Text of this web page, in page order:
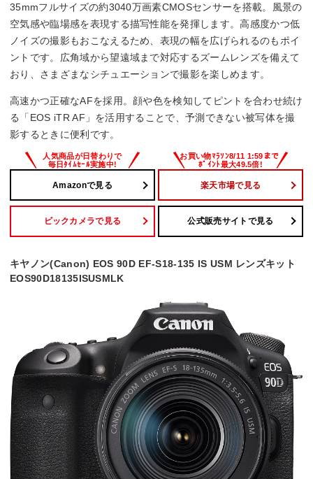
記録フォーマット
JPEG/RAW
シャッタースピード
1/8000～30秒
35mmフルサイズの約3040万画素CMOSセンサーを搭載。風景の
空気感や臨場感を表現する描写性能を発揮します。高感度かつ低
ノイズの撮影もおこなえるため、表現の幅を広げられるのもポイ
ントです。広角域から望遠域まで対応するズームレンズを備えて
おり、さまざまなシチュエーションで撮影を楽しめます。
高速かつ正確なAFを採用。顔や色を検知してピントを合わせ続け
る「EOS iTR AF」を活用することで、予測できない被写体を撮
影するときに便利です。
Amazonで見る 楽天市場で見る
ビックカメラで見る 公式販売サイトで見る
キヤノン(Canon) EOS 90D EF-S18-135 IS USM レンズキット
EOS90D18135ISUSMLK